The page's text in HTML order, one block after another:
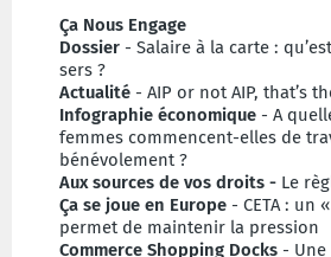
Ça Nous Engage
Dossier - Salaire à la carte :
sers ?
Actualité - AIP or not AIP, that’s
Infographie économique - A
femmes commencent-elles de
bénévolement ?
Aux sources de vos droits - Le
Ça se joue en Europe - CETA : un
permet de maintenir la pression
Commerce Shopping Docks -